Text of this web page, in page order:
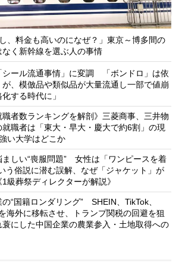
、料金も高いのになぜ？」東京～博多間の
く新幹線を選ぶ人の事情
シール流通事情」に変調 「ボンドロ」は依
、模倣品や類似品が大量流通し一部で値崩
する時代に」
職者数ランキングを解剖》三菱商事、三井物
職者は「東大・早大・慶大で約6割」の現
い大学はどこか
ましい“喪服問題” 女性は「ワンピースを着
う俗説に潜む誤解、なぜ「ジャケット」が
級葬祭ディレクターが解説》
“国籍ロンダリング” SHEIN、TikTok、
海外に移転させ、トランプ関税の回避を狙
にした中国企業の農業参入・土地取得への